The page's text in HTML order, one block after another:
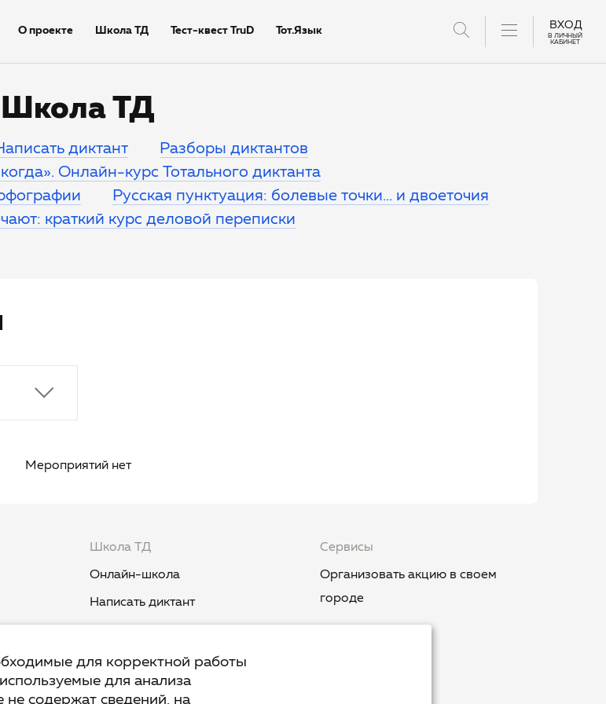
О проекте Школа ТД Тест-квест TruD Тот.Язык
Недиктант.Дети Столица Тексты диктантов
ВХОД
В ЛИЧНЫЙ
КАБИНЕТ
Школа ТД
диктант
Разборы диктантов
Онлайн-курс Тотального диктанта
Русская пунктуация: болевые точки... и двоеточия
краткий курс деловой переписки
Мероприятий нет
Школа ТД
Онлайн-школа
Написать диктант
Курс «Мыш кродеться»
Сервисы
Организовать акцию в своем
городе
для корректной работы
для анализа
не содержат сведений, на